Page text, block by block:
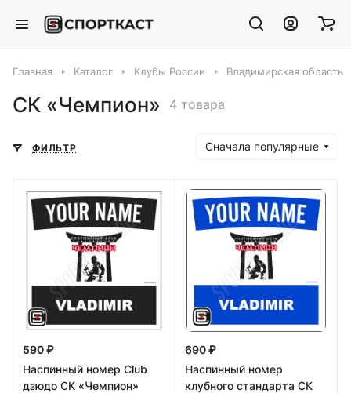
Главная Каталог Клубы России Владимирская область
СК «Чемпион» 4 товара
ФИЛЬТР Сначала популярные
590 ₽
Наспинный номер Club
дзюдо СК «Чемпион»
690 ₽
Наспинный номер
клубного стандарта СК